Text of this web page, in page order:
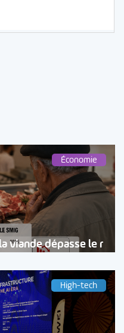
Économie
viande dépasse le r
High-tech